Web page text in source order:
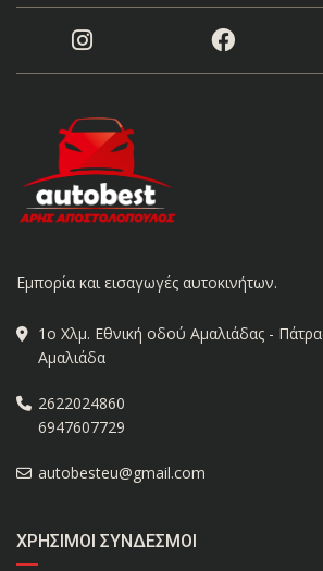
Εμπορία και εισαγωγές αυτοκινήτων.
1ο Χλμ. Εθνική οδού Αμαλιάδας -
Αμαλιάδα
2622024860
6947607729
autobesteu@gmail.com
ΧΡΉΣΙΜΟΙ ΣΎΝΔΕΣΜΟΙ